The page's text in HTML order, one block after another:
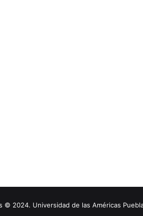
© 2024. Universidad de las Américas